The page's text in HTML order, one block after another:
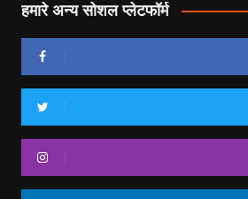
हमारे अन्य सोशल प्लेटफॉर्म